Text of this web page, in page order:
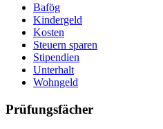
Bafög
Kindergeld
Kosten
Steuern sparen
Stipendien
Unterhalt
Wohngeld
Prüfungsfächer